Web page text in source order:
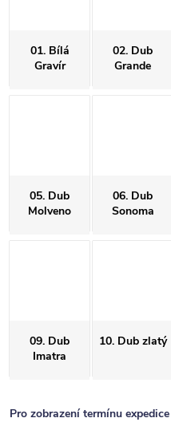
01. Bílá
Gravír
02. Dub
Grande
05. Dub
Molveno
06. Dub
Sonoma
09. Dub
Imatra
10. Dub zlatý
Pro zobrazení termínu